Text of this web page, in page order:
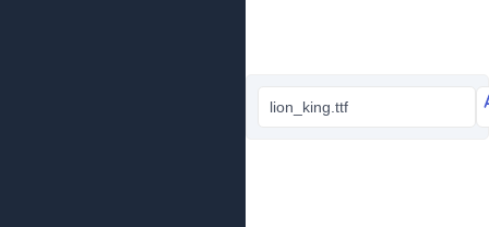
lion_king.ttf